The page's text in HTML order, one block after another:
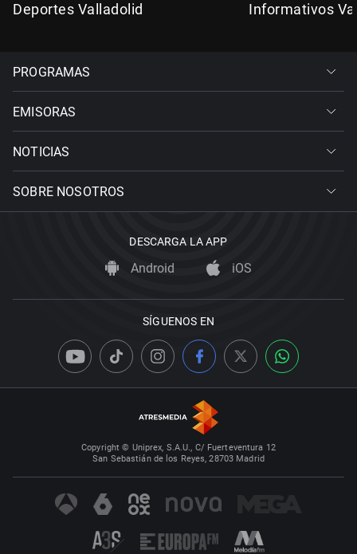
Deportes Valladolid Informativos
PROGRAMAS
EMISORAS
NOTICIAS
SOBRE NOSOTROS
DESCARGA LA APP
Android iOS
SÍGUENOS EN
Copyright © Uniprex, S.A.U., C/ Fuerteventura 12
San Sebastián de los Reyes, 28703 Madrid